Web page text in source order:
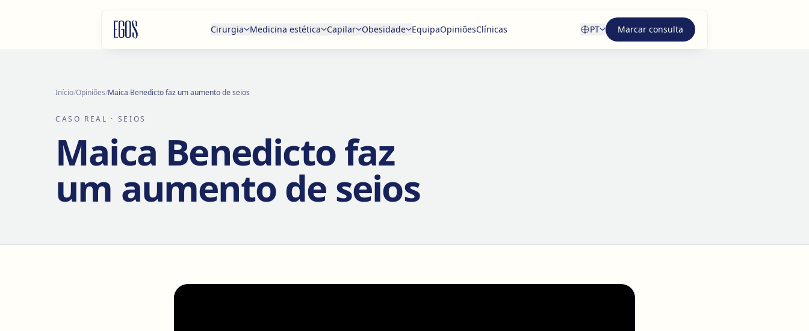
Cirurgia Medicina estética Capilar Obesidade EquipaOpiniõesClínicas PT Marcar consulta
Início/Opiniões/Maica Benedicto faz um aumento de seios
CASO REAL · SEIOS
Maica Benedicto faz
um aumento de seios